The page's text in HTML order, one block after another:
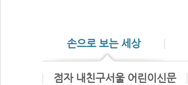
손으로 보는 세상
점자 내친구서울 어린이신문